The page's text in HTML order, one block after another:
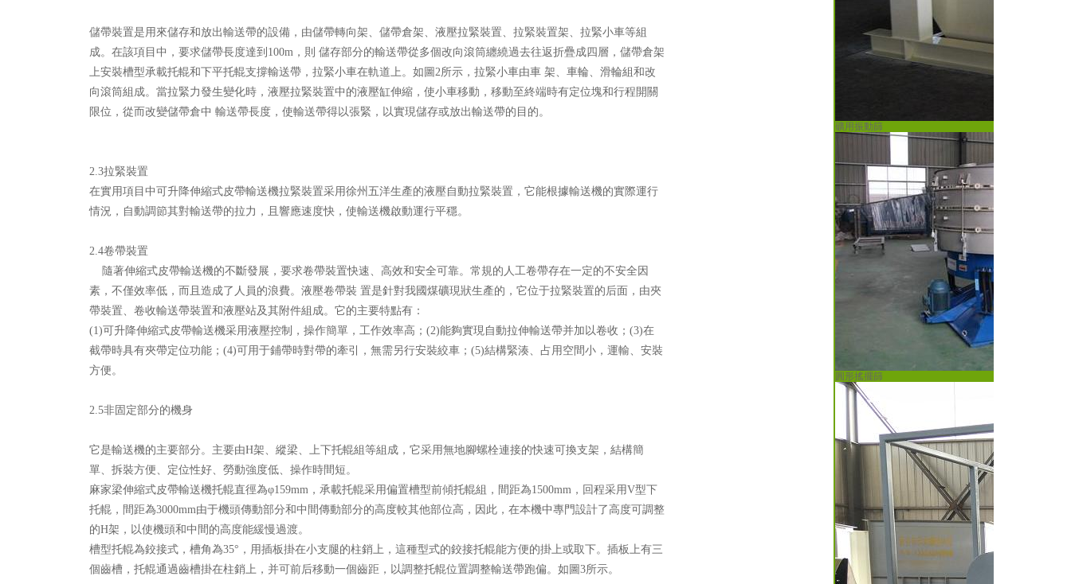
儲帶裝置是用來儲存和放出輸送帶的設備，由儲帶轉向架、儲帶倉架、液壓拉緊裝置、拉緊裝置架、拉緊小車等組
成。在該項目中，要求儲帶長度達到100m，則 儲存部分的輸送帶從多個改向滾筒纏繞過去往返折疊成四層，儲帶倉架
上安裝槽型承載托輥和下平托輥支撐輸送帶，拉緊小車在軌道上。如圖2所示，拉緊小車由車 架、車輪、滑輪組和改
向滾筒組成。當拉緊力發生變化時，液壓拉緊裝置中的液壓缸伸縮，使小車移動，移動至終端時有定位塊和行程開關
限位，從而改變儲帶倉中 輸送帶長度，使輸送帶得以張緊，以實現儲存或放出輸送帶的目的。
2.3拉緊裝置
在實用項目中可升降伸縮式皮帶輸送機拉緊裝置采用徐州五洋生產的液壓自動拉緊裝置，它能根據輸送機的實際運行
情況，自動調節其對輸送帶的拉力，且響應速度快，使輸送機啟動運行平穩。
2.4卷帶裝置
隨著伸縮式皮帶輸送機的不斷發展，要求卷帶裝置快速、高效和安全可靠。常規的人工卷帶存在一定的不安全因
素，不僅效率低，而且造成了人員的浪費。液壓卷帶裝 置是針對我國煤礦現狀生產的，它位于拉緊裝置的后面，由夾
帶裝置、卷收輸送帶裝置和液壓站及其附件組成。它的主要特點有：
(1)可升降伸縮式皮帶輸送機采用液壓控制，操作簡單，工作效率高；(2)能夠實現自動拉伸輸送帶并加以卷收；(3)在
截帶時具有夾帶定位功能；(4)可用于鋪帶時對帶的牽引，無需另行安裝絞車；(5)結構緊湊、占用空間小，運輸、安裝
方便。
2.5非固定部分的機身
它是輸送機的主要部分。主要由H架、縱梁、上下托輥組等組成，它采用無地腳螺栓連接的快速可換支架，結構簡
單、拆裝方便、定位性好、勞動強度低、操作時間短。
麻家梁伸縮式皮帶輸送機托輥直徑為φ159mm，承載托輥采用偏置槽型前傾托輥組，間距為1500mm，回程采用V型下
托輥，間距為3000mm由于機頭傳動部分和中間傳動部分的高度較其他部位高，因此，在本機中專門設計了高度可調整
的H架，以使機頭和中間的高度能緩慢過渡。
槽型托輥為鉸接式，槽角為35°，用插板掛在小支腿的柱銷上，這種型式的鉸接托輥能方便的掛上或取下。插板上有三
個齒槽，托輥通過齒槽掛在柱銷上，并可前后移動一個齒距，以調整托輥位置調整輸送帶跑偏。如圖3所示。
礦用振動篩
圓形搖擺篩